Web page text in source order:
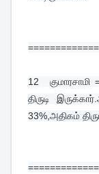
12
திருடி
33%,அதிகம்